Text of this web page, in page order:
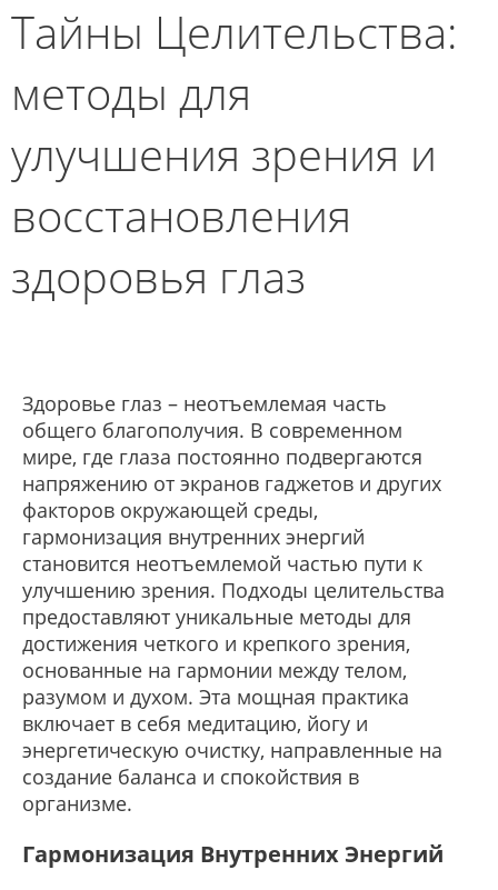
Тайны Целительства:
методы для
улучшения зрения и
восстановления
здоровья глаз
Здоровье глаз – неотъемлемая часть
общего благополучия. В современном
мире, где глаза постоянно подвергаются
напряжению от экранов гаджетов и других
факторов окружающей среды,
гармонизация внутренних энергий
становится неотъемлемой частью пути к
улучшению зрения. Подходы целительства
предоставляют уникальные методы для
достижения четкого и крепкого зрения,
основанные на гармонии между телом,
разумом и духом. Эта мощная практика
включает в себя медитацию, йогу и
энергетическую очистку, направленные на
создание баланса и спокойствия в
организме.
Гармонизация Внутренних Энергий